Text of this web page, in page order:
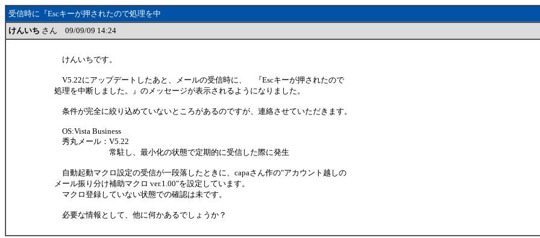
受信時に『Escキーが押されたので処理を中
けんいち さん 09/09/09 14:24
けんいちです。
V5.22にアップデートしたあと、メールの受信時に、 『Escキーが押されたので
処理を中断しました。』のメッセージが表示されるようになりました。
条件が完全に絞り込めていないところがあるのですが、連絡させていただきます。
OS:Vista Business
秀丸メール：V5.22
常駐し、最小化の状態で定期的に受信した際に発生
自動起動マクロ設定の受信が一段落したときに、capaさん作の"アカウント越しの
メール振り分け補助マクロ ver.1.00"を設定しています。
マクロ登録していない状態での確認は未です。
必要な情報として、他に何かあるでしょうか？